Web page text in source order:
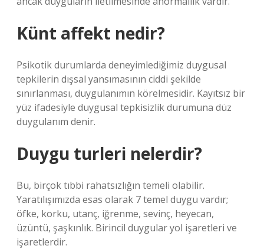
Künt affekt nedir?
Psikotik durumlarda deneyimlediğimiz duygusal
tepkilerin dışsal yansımasının ciddi şekilde
sınırlanması, duygulanımın körelmesidir. Kayıtsız bir
yüz ifadesiyle duygusal tepkisizlik durumuna düz
duygulanım denir.
Duygu turleri nelerdir?
Bu, birçok tıbbi rahatsızlığın temeli olabilir.
Yaratılışımızda esas olarak 7 temel duygu vardır;
öfke, korku, utanç, iğrenme, sevinç, heyecan,
üzüntü, şaşkınlık. Birincil duygular yol işaretleri ve
işaretlerdir.